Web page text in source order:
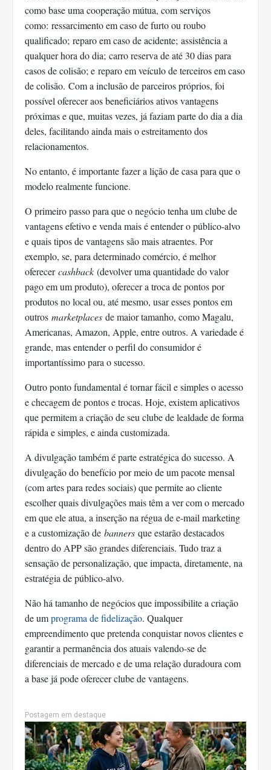
como base uma cooperação mútua, com serviços
como: ressarcimento em caso de furto ou roubo
qualificado; reparo em caso de acidente; assistência a
qualquer hora do dia; carro reserva de até 30 dias para
casos de colisão; e reparo em veículo de terceiros em caso
de colisão. Com a inclusão de parceiros próprios, foi
possível oferecer aos beneficiários ativos vantagens
próximas e que, muitas vezes, já faziam parte do dia a dia
deles, facilitando ainda mais o estreitamento dos
relacionamentos.
No entanto, é importante fazer a lição de casa para que o
modelo realmente funcione.
O primeiro passo para que o negócio tenha um clube de
vantagens efetivo e venda mais é entender o público-alvo
e quais tipos de vantagens são mais atraentes. Por
exemplo, se, para determinado comércio, é melhor
oferecercashback (devolver uma quantidade do valor
pago em um produto), oferecer a troca de pontos por
produtos no local ou, até mesmo, usar esses pontos em
outros marketplaces de maior tamanho, como Magalu,
Americanas, Amazon, Apple, entre outros. A variedade é
grande, mas entender o perfil do consumidor é
importantíssimo para o sucesso.
Outro ponto fundamental é tornar fácil e simples o acesso
e checagem de pontos e trocas. Hoje, existem aplicativos
que permitem a criação de seu clube de lealdade de forma
rápida e simples, e ainda customizada.
A divulgação também é parte estratégica do sucesso. A
divulgação do benefício por meio de um pacote mensal
(com artes para redes sociais) que permite ao cliente
escolher quais divulgações mais têm a ver com o mercado
em que ele atua, a inserção na régua de e-mail marketing
e a customização de banners que estarão destacados
dentro do APP são grandes diferenciais. Tudo traz a
sensação de personalização, que impacta, diretamente, na
estratégia de público-alvo.
Não há tamanho de negócios que impossibilite a criação
de umprograma de fidelização. Qualquer
empreendimento que pretenda conquistar novos clientes e
garantir a permanência dos atuais valendo-se de
diferenciais de mercado e de uma relação duradoura com
a base já pode oferecer clube de vantagens.
Postagem em destaque